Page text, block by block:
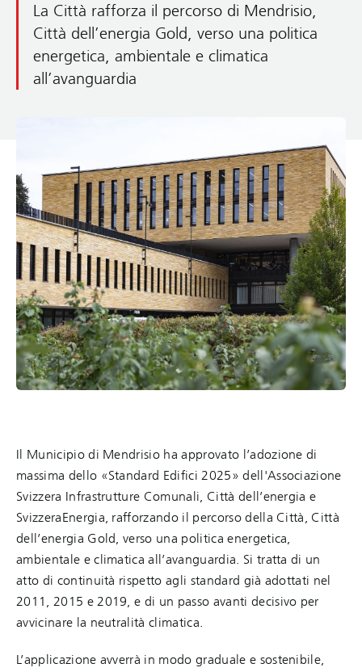
La Città rafforza il percorso di Mendrisio,
Città dell’energia Gold, verso una politica
energetica, ambientale e climatica
all’avanguardia
Il Municipio di Mendrisio ha approvato l’adozione di
massima dello «Standard Edifici 2025» dell'Associazione
Svizzera Infrastrutture Comunali, Città dell’energia e
SvizzeraEnergia, rafforzando il percorso della Città, Città
dell’energia Gold, verso una politica energetica,
ambientale e climatica all’avanguardia. Si tratta di un
atto di continuità rispetto agli standard già adottati nel
2011, 2015 e 2019, e di un passo avanti decisivo per
avvicinare la neutralità climatica.
L’applicazione avverrà in modo graduale e sostenibile,